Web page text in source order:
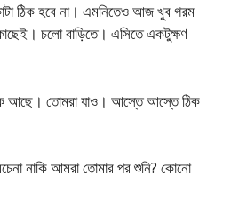
ঠিক হবে না। এমনিতেও আজ খুব গরম
চলো বাড়িতে। এসিতে একটুক্ষণ
আছে। তোমরা যাও। আস্তে আস্তে ঠিক
নাকি আমরা তোমার পর শুনি? কোনো